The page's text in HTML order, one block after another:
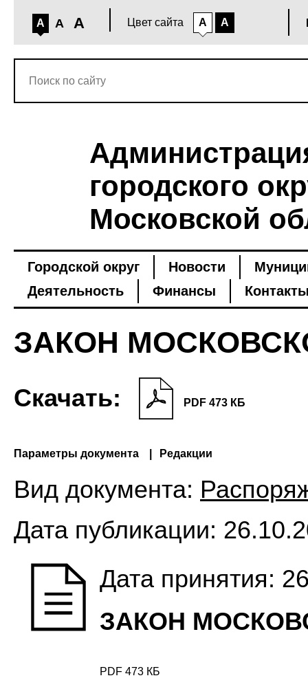
A A A Цвет сайта A A
городского
Московской
Городской округ Новости
Деятельность
Финансы
ЗАКОН
Скачать: PDF 473 КБ
Параметры документа Редакции
Вид документа:
Дата публикации:
Дата принятия:
ЗАКОН
PDF 473 КБ